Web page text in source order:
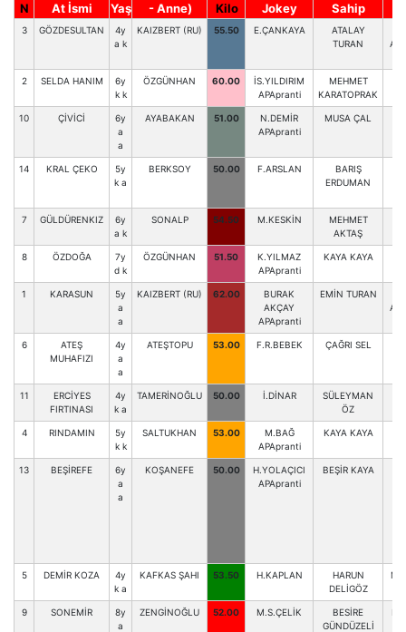
N At İsmi Yaş
- Anne)
Kilo Jokey Sahip
3 GÖZDESULTAN
4y
a k
KAIZBERT (RU) 55.50 E.ÇANKAYA
ATALAY
TURAN
2 SELDA HANIM
6y
k k
ÖZGÜNHAN 60.00
İS.YILDIRIM
APApranti
MEHMET
KARATOPRAK
10 ÇİVİCİ
6y
a
a
AYABAKAN 51.00
N.DEMİR
APApranti
MUSA ÇAL
14 KRAL ÇEKO
5y
k a
BERKSOY 50.00 F.ARSLAN
BARIŞ
ERDUMAN
7 GÜLDÜRENKIZ
6y
a k
SONALP 54.50 M.KESKİN
MEHMET
AKTAŞ
8 ÖZDOĞA
7y
d k
ÖZGÜNHAN 51.50
K.YILMAZ
APApranti
KAYA KAYA
1 KARASUN
5y
a
a
KAIZBERT (RU) 62.00
BURAK
AKÇAY
APApranti
EMİN TURAN
6
ATEŞ
MUHAFIZI
4y
a
a
ATEŞTOPU 53.00 F.R.BEBEK ÇAĞRI SEL
11
ERCİYES
FIRTINASI
4y
k a
TAMERİNOĞLU 50.00 İ.DİNAR
SÜLEYMAN
ÖZ
4 RINDAMIN
5y
k k
SALTUKHAN 53.00
M.BAĞ
APApranti
KAYA KAYA
13 BEŞİREFE
6y
a
a
KOŞANEFE 50.00
H.YOLAÇICI
APApranti
BEŞİR KAYA
5 DEMİR KOZA
4y
k a
KAFKAS ŞAHI 53.50 H.KAPLAN
HARUN
DELİGÖZ
9 SONEMİR
8y
a
ZENGİNOĞLU 52.00 M.S.ÇELİK
BESİRE
GÜNDÜZELİ